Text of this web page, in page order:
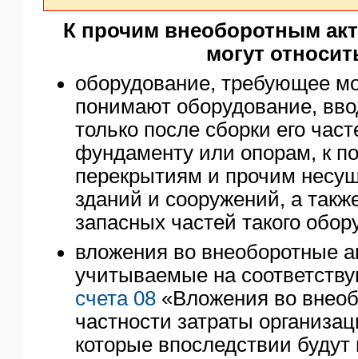
К прочим внеоборотным
могут
оборудование, требующее
понимают оборудование,
только после сборки его
фундаменту или опорам, к
перекрытиям и прочим
зданий и сооружений, а
запасных частей такого
вложения во внеоборотные
учитываемые на
счета 08 «Вложения во
частности затраты
которые впоследствии